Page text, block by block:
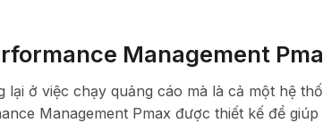
Management
ở việc chạy quảng cáo mà là cả một hệ
Management Pmax được thiết kế để giúp